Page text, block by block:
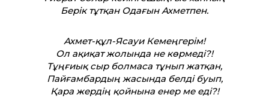
Берік тұтқан Одағын Ахметпен.
Ахмет-құл-Ясауи Кемеңгерім!
Ол ақиқат жолында не көрмеді?!
Тұңғиық сыр болмаса тұнып жатқан,
Пайғамбардың жасында белді буып,
Қара жердің қойнына енер ме еді?!